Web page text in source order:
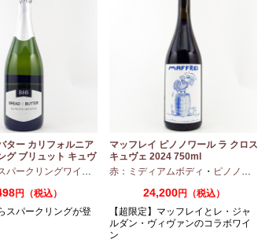
ター カリフォルニア
グ ブリュット キュヴ
パークリングワイン シャルドネ
円（税込）
スパークリングが登
マッフレイ ピノノワール ラ クロス
キュヴェ 2024 750ml
赤：ミディアムボディ ・ ピノノワール
24,200円（税込）
【超限定】マッフレイとレ・ジャ
ルダン・ヴィヴァンのコラボワイ
ン